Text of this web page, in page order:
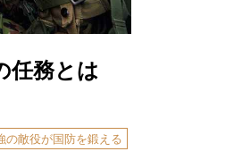
任務とは
の敵役が国防を鍛える